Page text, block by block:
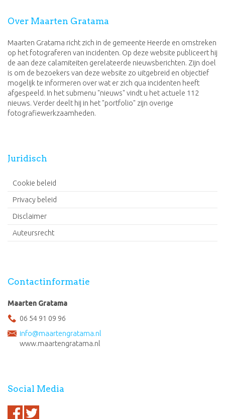
Over Maarten Gratama
Maarten Gratama richt zich in de gemeente Heerde en omstreken
op het fotograferen van incidenten. Op deze website publiceert hij
de aan deze calamiteiten gerelateerde nieuwsberichten. Zijn doel
is om de bezoekers van deze website zo uitgebreid en objectief
mogelijk te informeren over wat er zich qua incidenten heeft
afgespeeld. In het submenu "nieuws" vindt u het actuele 112
nieuws. Verder deelt hij in het "portfolio" zijn overige
fotografiewerkzaamheden.
Juridisch
Cookie beleid
Privacy beleid
Disclaimer
Auteursrecht
Contactinformatie
Maarten Gratama
06 54 91 09 96
info@maartengratama.nl
www.maartengratama.nl
Social Media